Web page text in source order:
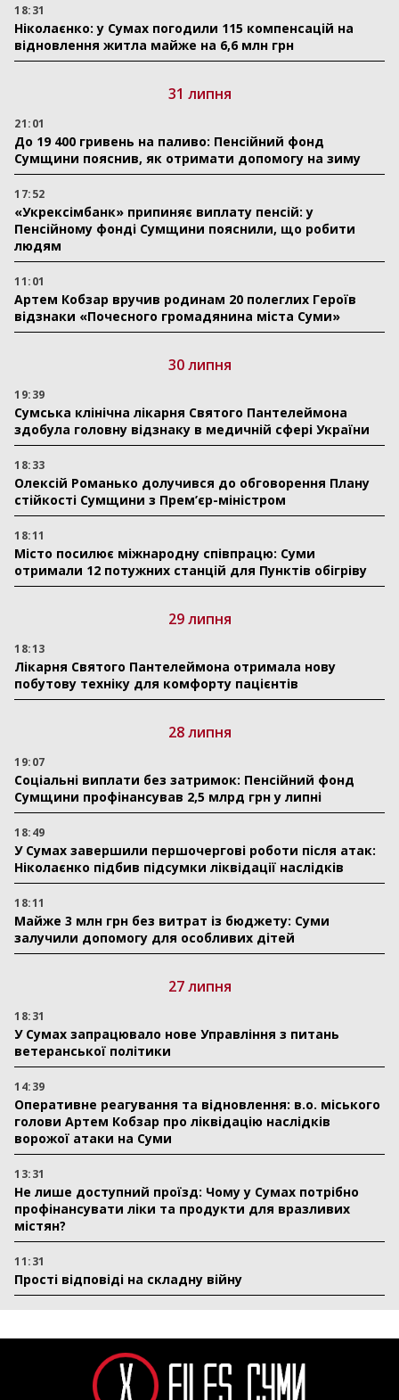
18:31
Ніколаєнко: у Сумах погодили 115 компенсацій на
відновлення житла майже на 6,6 млн грн
31 липня
21:01
До 19 400 гривень на паливо: Пенсійний фонд
Сумщини пояснив, як отримати допомогу на зиму
17:52
«Укрексімбанк» припиняє виплату пенсій: у
Пенсійному фонді Сумщини пояснили, що робити
людям
11:01
Артем Кобзар вручив родинам 20 полеглих Героїв
відзнаки «Почесного громадянина міста Суми»
30 липня
19:39
Сумська клінічна лікарня Святого Пантелеймона
здобула головну відзнаку в медичній сфері України
18:33
Олексій Романько долучився до обговорення Плану
стійкості Сумщини з Прем’єр-міністром
18:11
Місто посилює міжнародну співпрацю: Суми
отримали 12 потужних станцій для Пунктів обігріву
29 липня
18:13
Лікарня Святого Пантелеймона отримала нову
побутову техніку для комфорту пацієнтів
28 липня
19:07
Соціальні виплати без затримок: Пенсійний фонд
Сумщини профінансував 2,5 млрд грн у липні
18:49
У Сумах завершили першочергові роботи після атак:
Ніколаєнко підбив підсумки ліквідації наслідків
18:11
Майже 3 млн грн без витрат із бюджету: Суми
залучили допомогу для особливих дітей
27 липня
18:31
У Сумах запрацювало нове Управління з питань
ветеранської політики
14:39
Оперативне реагування та відновлення: в.о. міського
голови Артем Кобзар про ліквідацію наслідків
ворожої атаки на Суми
13:31
Не лише доступний проїзд: Чому у Сумах потрібно
профінансувати ліки та продукти для вразливих
містян?
11:31
Прості відповіді на складну війну